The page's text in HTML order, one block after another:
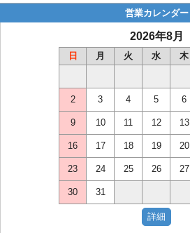
営業カレンダー
2026年8月
日 月 火 水 木
2 3 4 5 6
9 10 11 12 13
16 17 18 19 20
23 24 25 26 27
30 31